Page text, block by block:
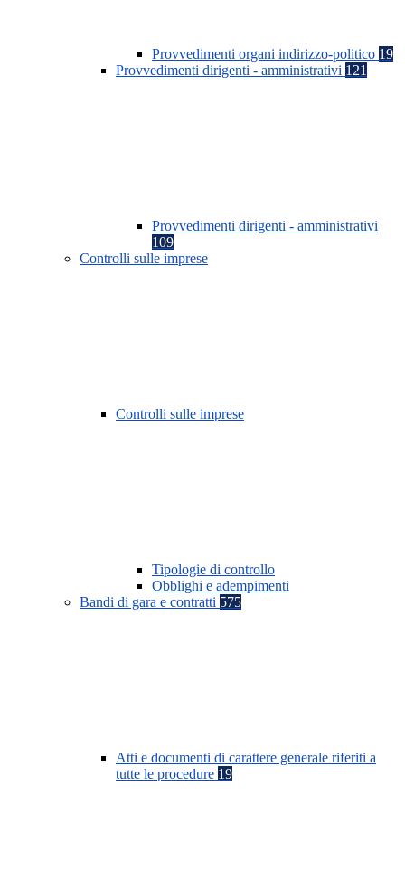
Provvedimenti organi indirizzo-politico 19
Provvedimenti dirigenti - amministrativi 121
Provvedimenti dirigenti - amministrativi
109
Controlli sulle imprese
Controlli sulle imprese
Tipologie di controllo
Obblighi e adempimenti
Bandi di gara e contratti 575
Atti e documenti di carattere generale riferiti a
tutte le procedure 19